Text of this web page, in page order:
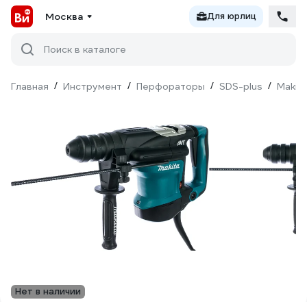
Москва Для юрлиц
Поиск в каталоге
Главная / Инструмент / Перфораторы / SDS-plus / Makita
Нет в наличии